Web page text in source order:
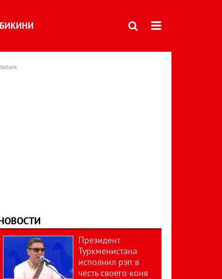
БИКИНИ
Президент
Туркменистана
исполнил рэп в
честь своего коня